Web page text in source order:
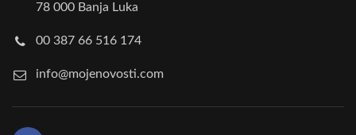
78 000 Banja Luka
00 387 66 516 174
info@mojenovosti.com